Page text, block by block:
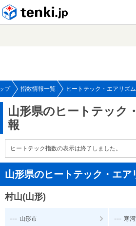
プ 指数情報一覧 ヒートテック・エアリズ
山形県のヒートテック
報
ヒートテック指数の表示は終了しました。
山形県のヒートテック・エア
村山(山形)
--- 山形市 --- 寒